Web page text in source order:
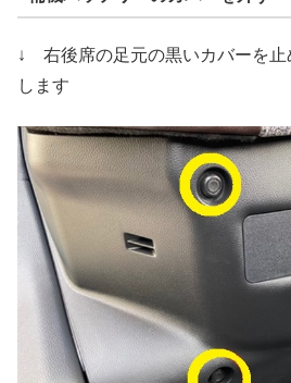
↓ 右後席の足元の黒いカバーを止
します